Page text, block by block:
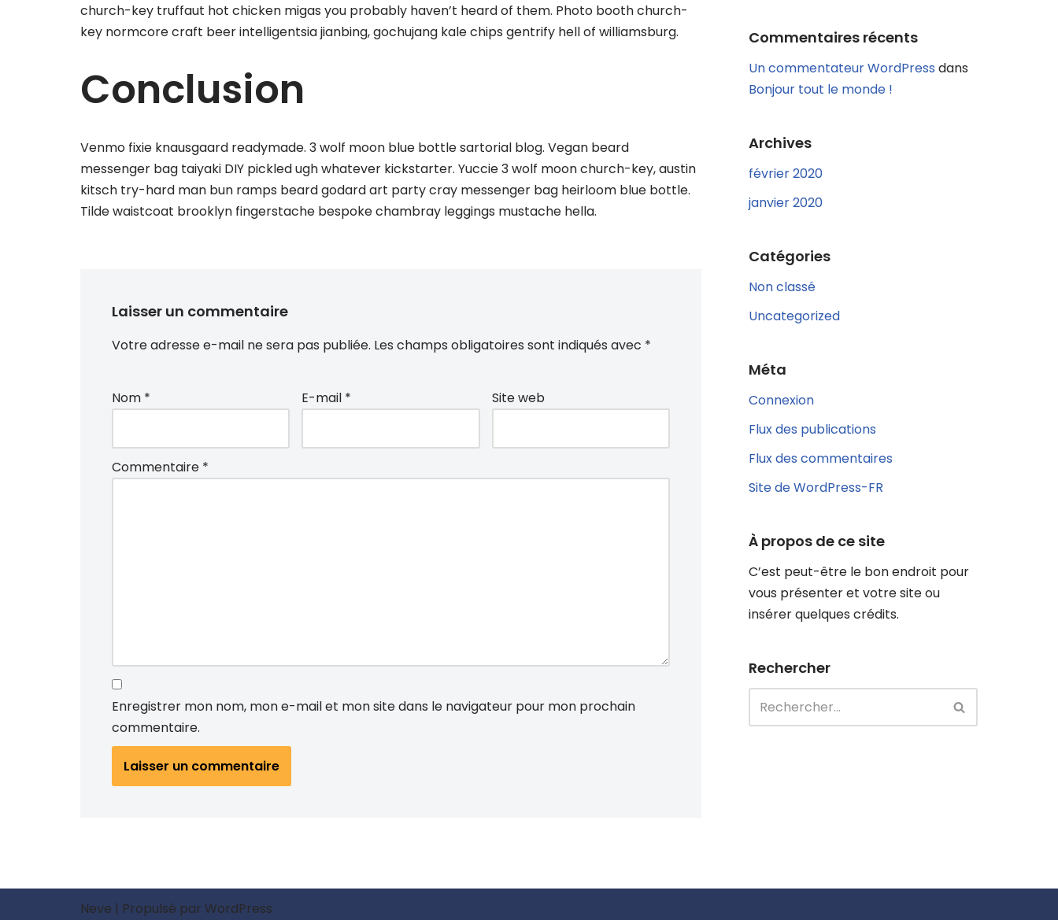
church-key truffaut hot chicken migas you probably haven’t heard of them. Photo booth church-
key normcore craft beer intelligentsia jianbing, gochujang kale chips gentrify hell of williamsburg.
Conclusion
Venmo fixie knausgaard readymade. 3 wolf moon blue bottle sartorial blog. Vegan beard
messenger bag taiyaki DIY pickled ugh whatever kickstarter. Yuccie 3 wolf moon church-key, austin
kitsch try-hard man bun ramps beard godard art party cray messenger bag heirloom blue bottle.
Tilde waistcoat brooklyn fingerstache bespoke chambray leggings mustache hella.
Laisser un commentaire
Votre adresse e-mail ne sera pas publiée. Les champs obligatoires sont indiqués avec *
Nom * E-mail * Site web
Commentaire *
Enregistrer mon nom, mon e-mail et mon site dans le navigateur pour mon prochain
commentaire.
Commentaires récents
Un commentateur WordPress dans
Bonjour tout le monde !
Archives
février 2020
janvier 2020
Catégories
Non classé
Uncategorized
Méta
Connexion
Flux des publications
Flux des commentaires
Site de WordPress-FR
À propos de ce site
C’est peut-être le bon endroit pour
vous présenter et votre site ou
insérer quelques crédits.
Rechercher
Neve | Propulsé par WordPress